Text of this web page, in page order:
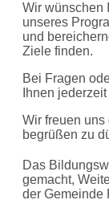
Wir wünschen
unseres
und
Ziele finden.
Bei Fragen
Ihnen
Wir freuen uns
begrüßen zu
Das
gemacht,
der Gemeinde